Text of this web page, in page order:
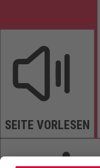
SEITE VORLESEN